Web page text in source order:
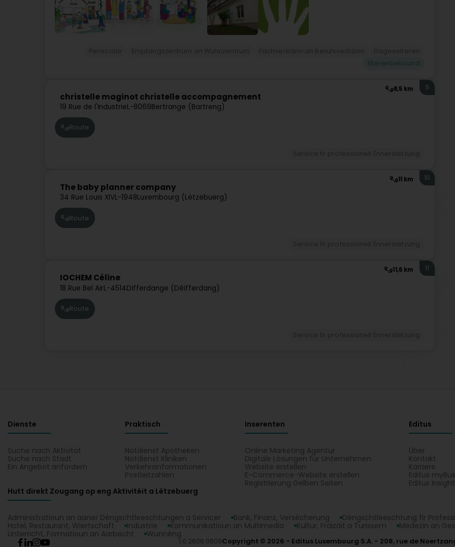
8,5 km
christelle maginot christelle accompagnement
19 Rue de l'IndustrieL-8069Bertrange (Bartreng)
9
Route
11 km
The baby planner company
34 Rue Louis XIVL-1948Luxembourg (Lëtzebuerg)
10
Route
11,6 km
IOCHEM Céline
18 Rue Bel AirL-4514Differdange (Déifferdang)
11
Route
Dienste
Suche nach Aktivität
Suche nach Stadt
Ein Angebot anfordern
Praktisch
Notdienst Apotheken
Notdienst Kliniken
Verkehrsinformationen
Postleitzahlen
Inserenten
Online Marketing Agentur
Digitale Lösungen für Unternehmen
Website erstellen
E-Commerce-Website erstellen
Registrierung Gelben Seiten
Editus
Über
Kontakt
Karriere
Editus
Editus Insight
Hutt direkt Zougang op eng Aktivitéit a Lëtzebuerg
Administratioun an aaner Déngschtleeschtungen a Servicer Bank, Finanz, Versécherung Déngschtleeschtung fir
Hotel, Restaurant, Wiertschaft
Industrie Kommunikatioun an Multimedia Kultur, Fräizäit a Turissem Medezin an
Unterricht, Formatioun an Aarbecht
Wunnéng
1.0.2606.0809Copyright © 2026 Editus Luxembourg S.A. 208, rue de